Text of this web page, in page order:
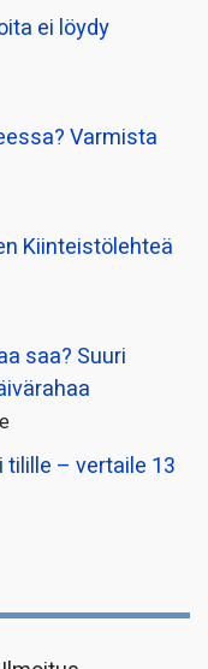
ei löydy
Varmista
Kiinteistölehteä
saa? Suuri
– vertaile 13